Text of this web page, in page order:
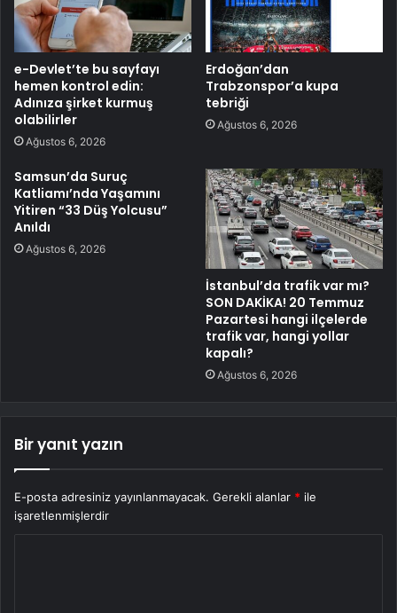
e-Devlet’te bu sayfayı
hemen kontrol edin:
Adınıza şirket kurmuş
olabilirler
Ağustos 6, 2026
Erdoğan’dan
Trabzonspor’a kupa
tebriği
Ağustos 6, 2026
Samsun’da Suruç
Katliamı’nda Yaşamını
Yitiren “33 Düş Yolcusu”
Anıldı
Ağustos 6, 2026
İstanbul’da trafik var mı?
SON DAKİKA! 20 Temmuz
Pazartesi hangi ilçelerde
trafik var, hangi yollar
kapalı?
Ağustos 6, 2026
Bir yanıt yazın
E-posta adresiniz yayınlanmayacak. Gerekli alanlar * ile
işaretlenmişlerdir